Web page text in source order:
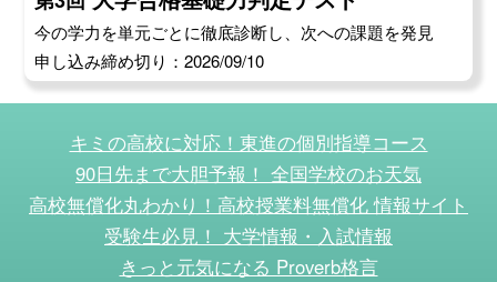
今の学力を単元ごとに徹底診断し、次への課題を発見
申し込み締め切り：2026/09/10
キミの高校に対応！東進の個別指導コース
90日先まで大胆予報！ 全国学校のお天気
高校無償化丸わかり！高校授業料無償化 情報サイト
受験生必見！ 大学情報・入試情報
きっと元気になる Proverb格言